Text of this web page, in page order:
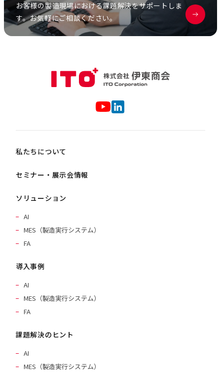
お客様の製造現場における課題解決をサポートしま
す。お気軽にご相談ください。
私たちについて
セミナー・展示会情報
ソリューション
AI
MES（製造実行システム）
FA
導入事例
AI
MES（製造実行システム）
FA
課題解決のヒント
AI
MES（製造実行システム）